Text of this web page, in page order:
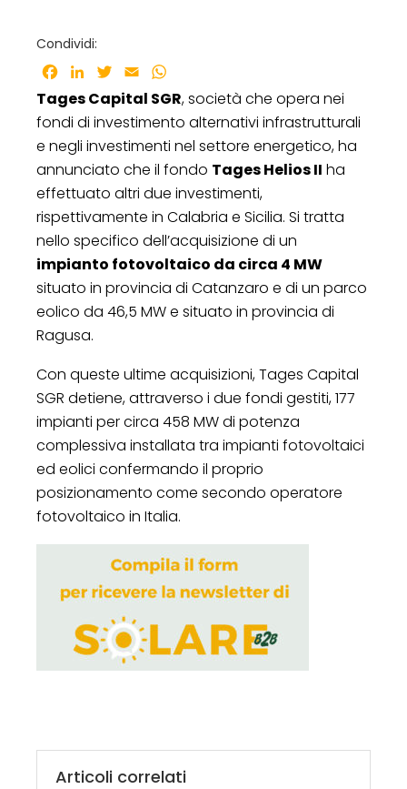
Condividi:
Facebook
LinkedInTwitter
Email
Tages Capital SGR, società che opera nei
fondi di investimento alternativi infrastrutturali
e negli investimenti nel settore energetico, ha
annunciato che il fondo Tages Helios II ha
effettuato altri due investimenti,
rispettivamente in Calabria e Sicilia. Si tratta
nello specifico dell’acquisizione di un
impianto fotovoltaico da circa 4 MW
situato in provincia di Catanzaro e di un parco
eolico da 46,5 MW e situato in provincia di
Ragusa.
Con queste ultime acquisizioni, Tages Capital
SGR detiene, attraverso i due fondi gestiti, 177
impianti per circa 458 MW di potenza
complessiva installata tra impianti fotovoltaici
ed eolici confermando il proprio
posizionamento come secondo operatore
fotovoltaico in Italia.
Articoli correlati